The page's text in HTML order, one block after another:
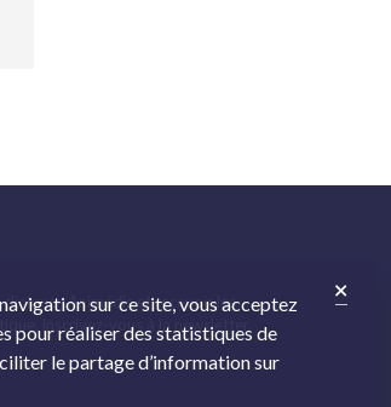
cliniques Animédis et recevoir les
inscrivez-vous à la newsletter.
sur ce site, vous acceptez
pour réaliser des statistiques de
le partage d’information sur